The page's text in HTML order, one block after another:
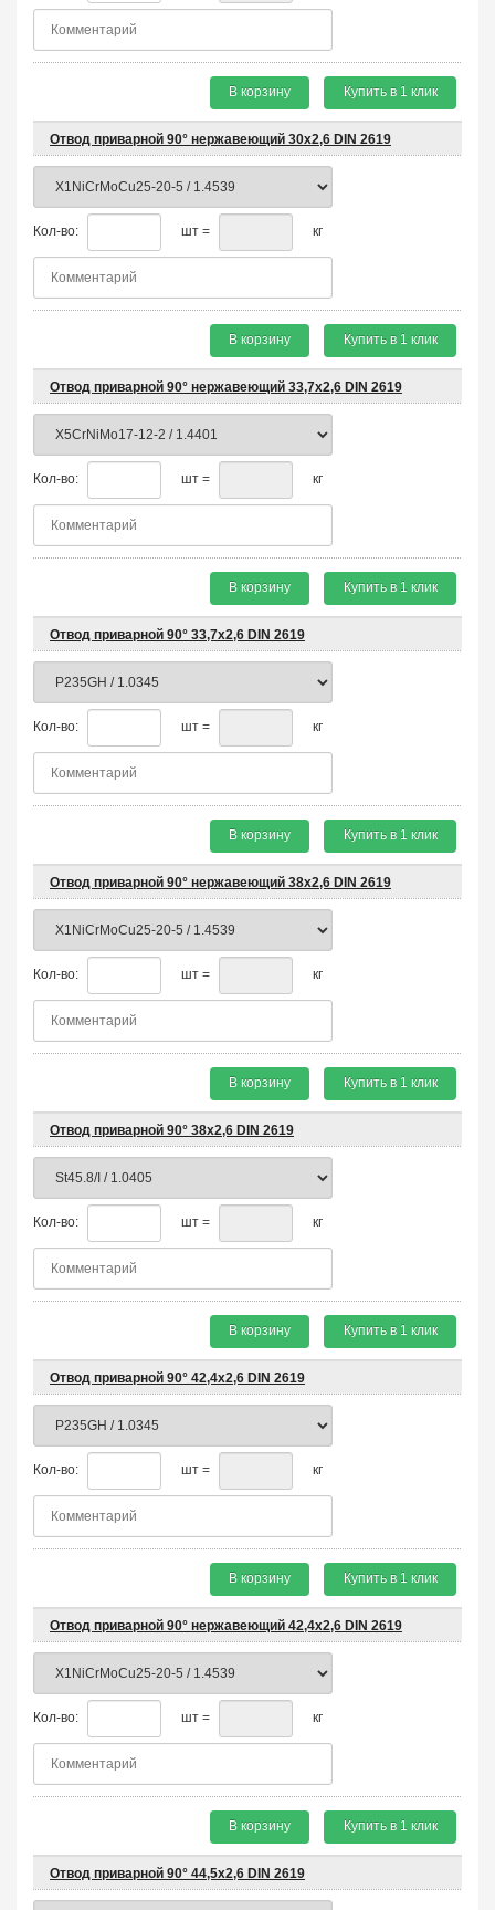
В корзину Купить в 1 клик
Отвод приварной 90° нержавеющий 30х2,6 DIN 2619
Кол-во: шт = кг
В корзину Купить в 1 клик
Отвод приварной 90° нержавеющий 33,7х2,6 DIN 2619
Кол-во: шт = кг
В корзину Купить в 1 клик
Отвод приварной 90° 33,7х2,6 DIN 2619
Кол-во: шт = кг
В корзину Купить в 1 клик
Отвод приварной 90° нержавеющий 38х2,6 DIN 2619
Кол-во: шт = кг
В корзину Купить в 1 клик
Отвод приварной 90° 38х2,6 DIN 2619
Кол-во: шт = кг
В корзину Купить в 1 клик
Отвод приварной 90° 42,4х2,6 DIN 2619
Кол-во: шт = кг
В корзину Купить в 1 клик
Отвод приварной 90° нержавеющий 42,4х2,6 DIN 2619
Кол-во: шт = кг
В корзину Купить в 1 клик
Отвод приварной 90° 44,5х2,6 DIN 2619